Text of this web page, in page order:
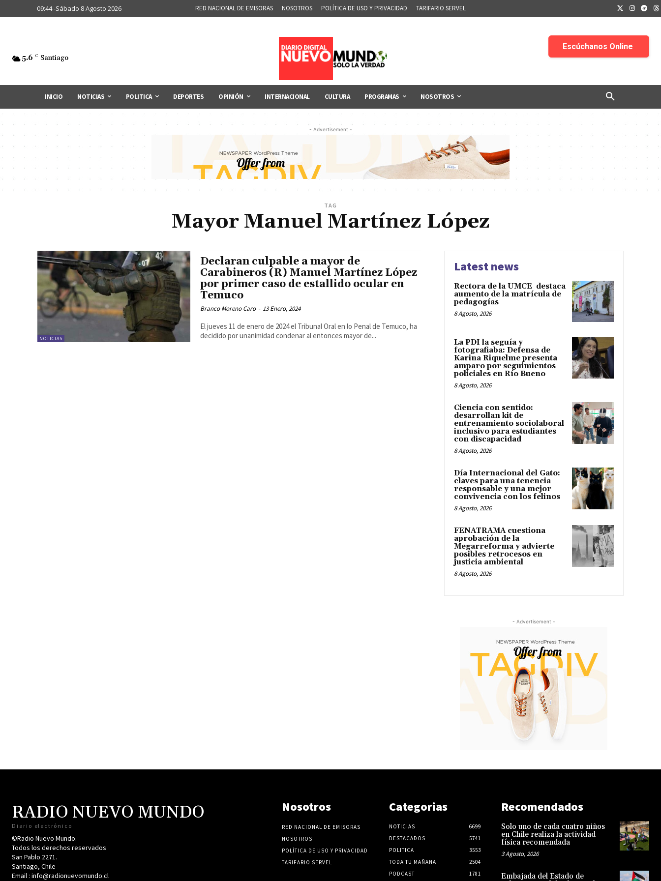
09:44 -Sábado 8 Agosto 2026 RED NACIONAL DE EMISORAS NOSOTROS POLÍTICA DE USO Y PRIVACIDAD TARIFARIO SERVEL
5.6 C Santiago
INICIO NOTICIAS POLITICA DEPORTES OPINIÓN INTERNACIONAL CULTURA PROGRAMAS NOSOTROS
- Advertisement -
TAG
Mayor Manuel Martínez López
NOTICIAS
Declaran culpable a mayor de
Carabineros (R) Manuel Martínez López
por primer caso de estallido ocular en
Temuco
Branco Moreno Caro - 13 Enero, 2024
El jueves 11 de enero de 2024 el Tribunal Oral en lo Penal de Temuco, ha
decidido por unanimidad condenar al entonces mayor de...
Latest news
Rectora de la UMCE destaca
aumento de la matrícula de
pedagogías
8 Agosto, 2026
La PDI la seguía y
fotografiaba: Defensa de
Karina Riquelme presenta
amparo por seguimientos
policiales en Río Bueno
8 Agosto, 2026
Ciencia con sentido:
desarrollan kit de
entrenamiento sociolaboral
inclusivo para estudiantes
con discapacidad
8 Agosto, 2026
Día Internacional del Gato:
claves para una tenencia
responsable y una mejor
convivencia con los felinos
8 Agosto, 2026
FENATRAMA cuestiona
aprobación de la
Megarreforma y advierte
posibles retrocesos en
justicia ambiental
8 Agosto, 2026
- Advertisement -
RADIO NUEVO MUNDO
Diario electrónico
©Radio Nuevo Mundo.
Todos los derechos reservados
San Pablo 2271.
Santiago, Chile
Email : info@radionuevomundo.cl
Nosotros
RED NACIONAL DE EMISORAS
NOSOTROS
POLÍTICA DE USO Y PRIVACIDAD
TARIFARIO SERVEL
Categorias
NOTICIAS
6699
DESTACADOS
5741
POLITICA
3553
TODA TU MAÑANA
2504
PODCAST
1781
Recomendados
Solo uno de cada cuatro niños
en Chile realiza la actividad
física recomendada
3 Agosto, 2026
Embajada del Estado de